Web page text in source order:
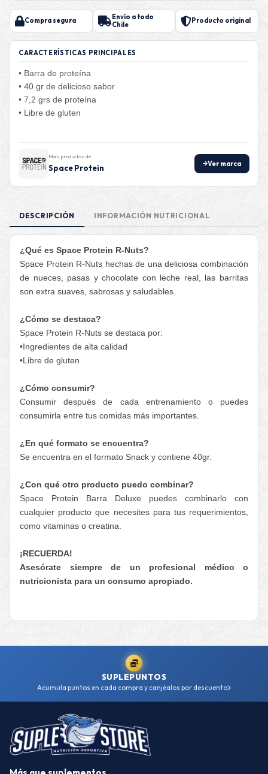
Compra segura
Envío a todo
Chile
Producto original
CARACTERÍSTICAS PRINCIPALES
• Barra de proteína
• 40 gr de delicioso sabor
• 7,2 grs de proteína
• Libre de gluten
Más productos de
Space Protein Ver marca
DESCRIPCIÓN INFORMACIÓN NUTRICIONAL
¿Qué es Space Protein R-Nuts?
Space Protein R-Nuts hechas de una deliciosa combinación
de nueces, pasas y chocolate con leche real, las barritas
son extra suaves, sabrosas y saludables.
¿Cómo se destaca?
Space Protein R-Nuts se destaca por:
•Ingredientes de alta calidad
•Libre de gluten
¿Cómo consumir?
Consumir después de cada entrenamiento o puedes
consumirla entre tus comidas más importantes.
¿En qué formato se encuentra?
Se encuentra en el formato Snack y contiene 40gr.
¿Con qué otro producto puedo combinar?
Space Protein Barra Deluxe puedes combinarlo con
cualquier producto que necesites para tus requerimientos,
como vitaminas o creatina.
¡RECUERDA!
Asesórate siempre de un profesional médico o
nutricionista para un consumo apropiado.
SUPLEPUNTOS
Acumula puntos en cada compra y canjéalos por descuento